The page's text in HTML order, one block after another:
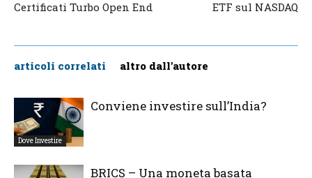
Certificati Turbo Open End ETF sul NASDAQ
articoli correlati altro dall'autore
Dove Investire
Conviene investire sull’India?
BRICS – Una moneta basata